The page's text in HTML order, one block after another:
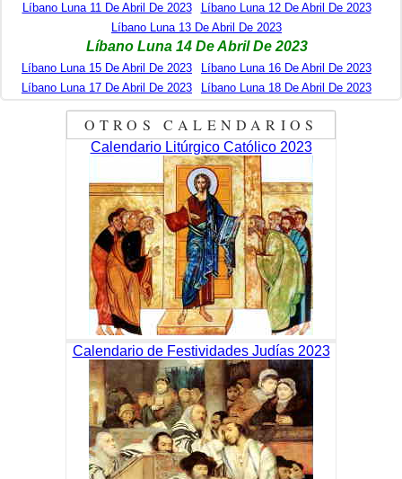
Líbano Luna 11 De Abril De 2023
Líbano Luna 12 De Abril De 2023
Líbano Luna 13 De Abril De 2023
Líbano Luna 14 De Abril De 2023
Líbano Luna 15 De Abril De 2023
Líbano Luna 16 De Abril De 2023
Líbano Luna 17 De Abril De 2023
Líbano Luna 18 De Abril De 2023
OTROS CALENDARIOS
Calendario Litúrgico Católico 2023
Calendario de Festividades Judías 2023